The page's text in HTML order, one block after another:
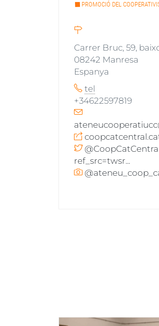
PROMOCIÓ DEL
Carrer Bruc, 59,
08242 Manresa
Espanya
tel
+34622597819
ref_src=twsr...